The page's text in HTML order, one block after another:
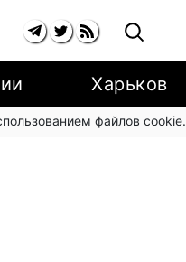
Харьков
файлов cookie.